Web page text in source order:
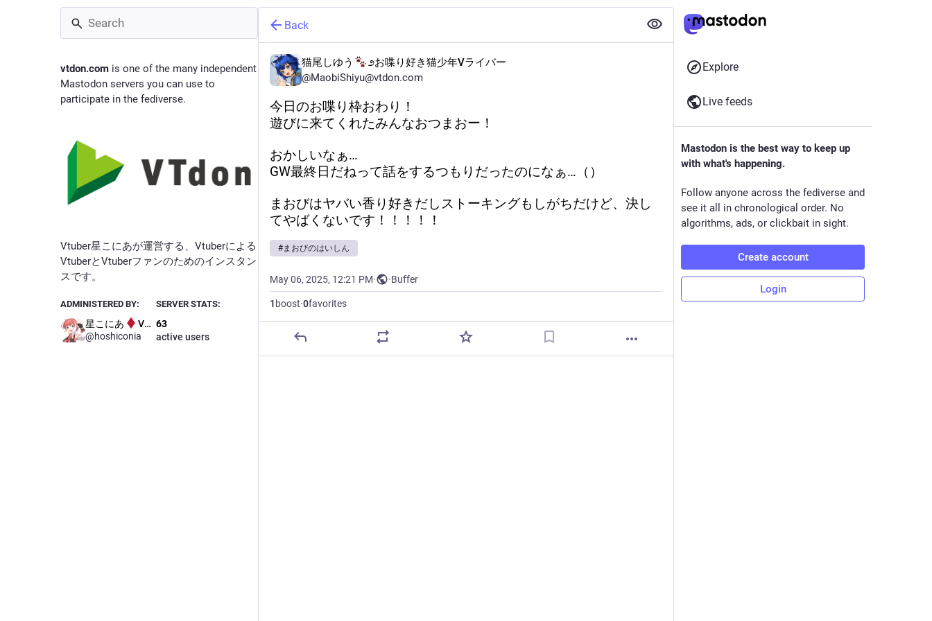
vtdon.com is one of the many independent
Mastodon servers you can use to
participate in the fediverse.
Vtuber星こにあが運営する、Vtuberによる
VtuberとVtuberファンのためのインスタン
スです。
ADMINISTERED BY:
星こにあ
VTdon管理人
@hoshiconia
SERVER STATS:
63
active users
Back
猫尾しゆう
೨お喋り好き猫少年Vライバー
@MaobiShiyu@vtdon.com
今日のお喋り枠おわり！
遊びに来てくれたみんなおつまおー！
おかしいなぁ…
GW最終日だねって話をするつもりだったのになぁ…（）
まおびはヤバい香り好きだしストーキングもしがちだけど、決し
てやばくないです！！！！！
#まおびのはいしん
May 06, 2025, 12:21 PM· ·Buffer
1 boost·0favorites
Explore
Live feeds
Mastodon is the best way to keep up
with what's happening.
Follow anyone across the fediverse and
see it all in chronological order. No
algorithms, ads, or clickbait in sight.
Create account
Login